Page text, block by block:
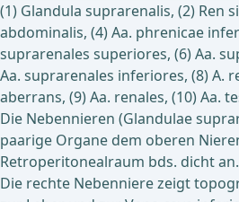
(1) Glandula suprarenalis, (2) Ren
abdominalis, (4) Aa. phrenicae
suprarenales superiores, (6) Aa.
Aa. suprarenales inferiores, (8) A.
aberrans, (9) Aa. renales, (10) Aa.
Die Nebennieren (Glandulae
paarige Organe dem oberen
Retroperitonealraum bds. dicht an.
Die rechte Nebenniere zeigt